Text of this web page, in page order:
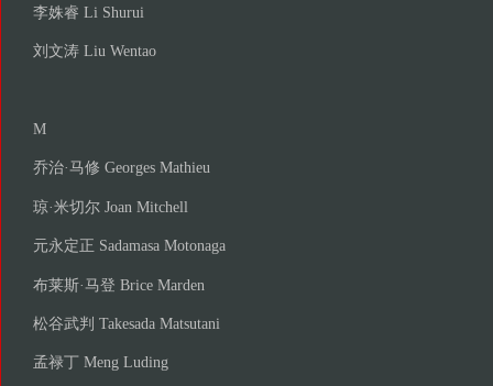
李姝睿 Li Shurui
刘文涛 Liu Wentao
M
乔治·马修 Georges Mathieu
琼·米切尔 Joan Mitchell
元永定正 Sadamasa Motonaga
布莱斯·马登 Brice Marden
松谷武判 Takesada Matsutani
孟禄丁 Meng Luding